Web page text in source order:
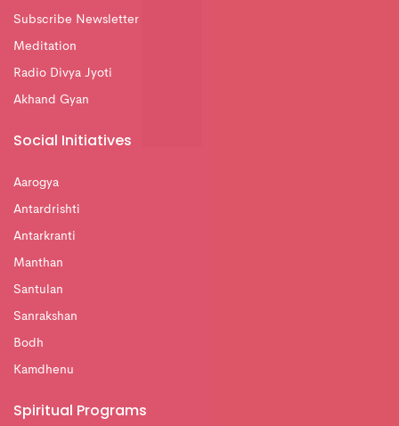
Subscribe Newsletter
Meditation
Radio Divya Jyoti
Akhand Gyan
Social Initiatives
Aarogya
Antardrishti
Antarkranti
Manthan
Santulan
Sanrakshan
Bodh
Kamdhenu
Spiritual Programs